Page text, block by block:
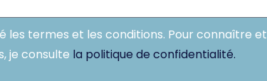
les termes et les conditions. Pour connaître et
je consulte la politique de confidentialité.